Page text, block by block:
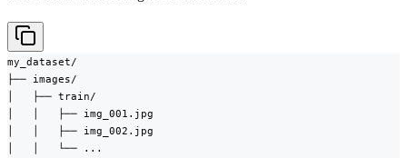
my_dataset/
├── images/
│   ├── train/
│   │   ├── img_001.jpg
│   │   ├── img_002.jpg
│   │   └── ...